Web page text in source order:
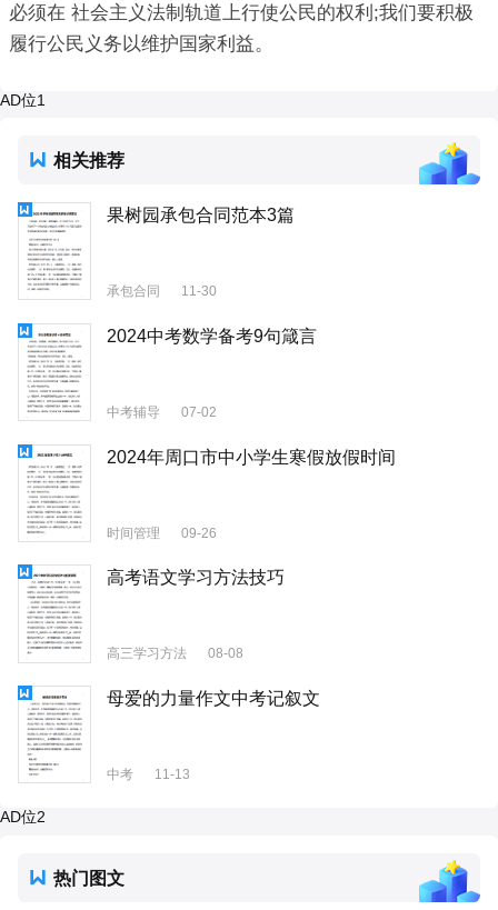
必须在 社会主义法制轨道上行使公民的权利;我们要积极
履行公民义务以维护国家利益。
AD位1
相关推荐
果树园承包合同范本3篇
承包合同 11-30
2024中考数学备考9句箴言
中考辅导 07-02
2024年周口市中小学生寒假放假时间
时间管理 09-26
高考语文学习方法技巧
高三学习方法 08-08
母爱的力量作文中考记叙文
中考 11-13
AD位2
热门图文